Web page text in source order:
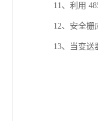
11、利用
12、安全
13、当变送